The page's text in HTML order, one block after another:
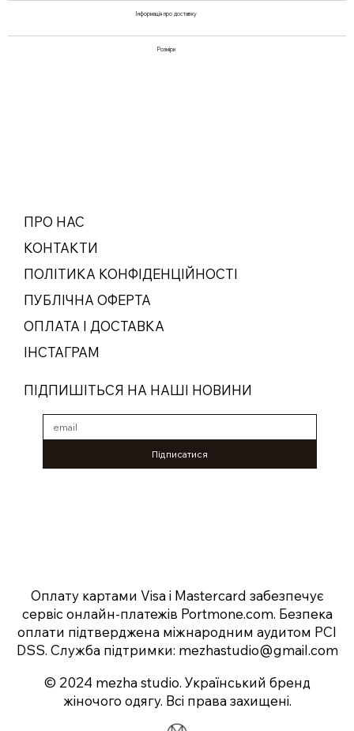
Інформація про доставку
Розміри
ПРО НАС
КОНТАКТИ
ПОЛІТИКА КОНФІДЕНЦІЙНОСТІ
ОПЛАТА І ДОСТАВКА
ПУБЛІЧНА ОФЕРТА
ПІДПИШІТЬСЯ НА НАШІ НОВИНИ
ІНСТАГРАМ
Підписатися
Оплату картами Visa і Mastercard забезпечує
сервіс онлайн-платежів Portmone.com. Безпека
оплати підтверджена міжнародним аудитом PCI
DSS. Служба підтримки: mezhastudio@gmail.com
© 2024 mezha studio. Український бренд
жіночого одягу. Всі права захищені.